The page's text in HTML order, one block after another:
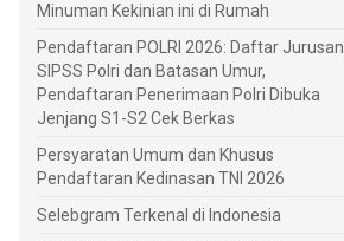
Minuman Kekinian ini di Rumah
Pendaftaran POLRI 2026: Daftar Jurusan
SIPSS Polri dan Batasan Umur,
Pendaftaran Penerimaan Polri Dibuka
Jenjang S1-S2 Cek Berkas
Persyaratan Umum dan Khusus
Pendaftaran Kedinasan TNI 2026
Selebgram Terkenal di Indonesia